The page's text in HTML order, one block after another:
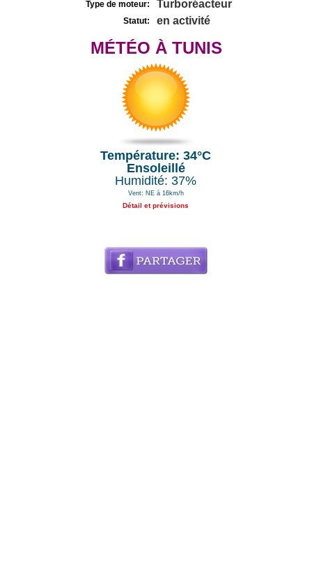
Type de moteur: Turboréacteur
Statut: en activité
MÉTÉO À TUNIS
Température: 34°C
Ensoleillé
Humidité: 37%
Vent: NE à 16km/h
Détail et prévisions